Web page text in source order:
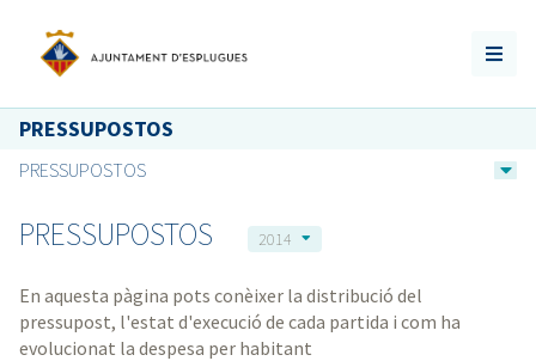
PRESSUPOSTOS
PRESSUPOSTOS
PRESSUPOSTOS 2014
En aquesta pàgina pots conèixer la distribució del
pressupost, l'estat d'execució de cada partida i com ha
evolucionat la despesa per habitant